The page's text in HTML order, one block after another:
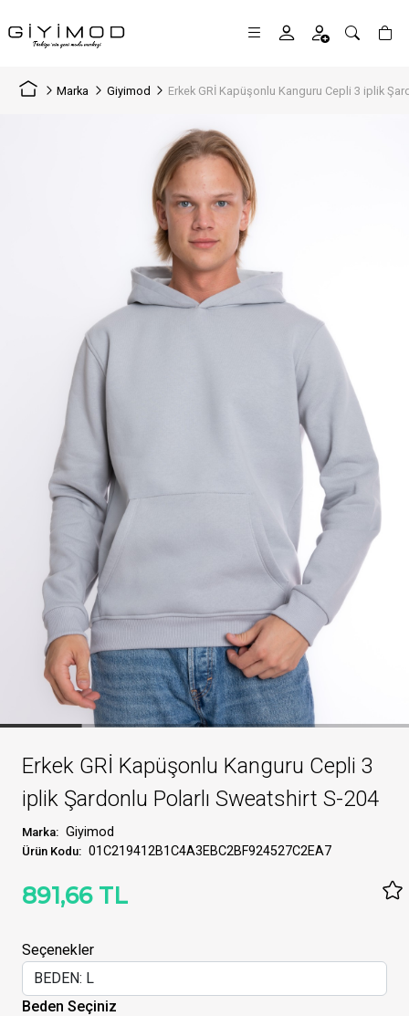
Marka Giyimod Erkek GRİ Kapüşonlu Kanguru Cepli 3 iplik
Erkek GRİ Kapüşonlu Kanguru Cepli 3
iplik Şardonlu Polarlı Sweatshirt S-204
Marka: Giyimod
Ürün Kodu: 01C219412B1C4A3EBC2BF924527C2EA7
891,66 TL
Beden Seçiniz
Seçenekler